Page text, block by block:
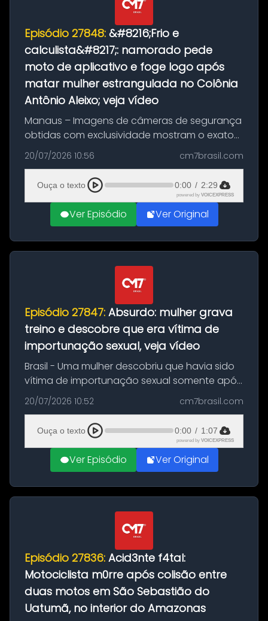
Episódio 27848: &#8216;Frio e
calculista&#8217;: namorado pede
moto de aplicativo e foge logo após
matar mulher estrangulada no Colônia
Antônio Aleixo; veja vídeo
Manaus – Imagens de câmeras de segurança
obtidas com exclusividade mostram o exato
momento da fuga do principal suspeito da
morte de Larissa Araújo, de 28 anos. O crime
ocorreu na noite deste último d...
20/07/2026 10:56 cm7brasil.com
Ouça o texto 0:00 / 2:29
powered by VOICEXPRESS
Ver Episódio Ver Original
Episódio 27847: Absurdo: mulher grava
treino e descobre que era vítima de
importunação sexual, veja vídeo
Brasil - Uma mulher descobriu que havia sido
vítima de importunação sexual somente após
assistir a um vídeo que gravou enquanto
treinava na academia de um condomínio em
Feira de Santana, na Bahia. O c...
20/07/2026 10:52 cm7brasil.com
Ouça o texto 0:00 / 1:07
powered by VOICEXPRESS
Ver Episódio Ver Original
Episódio 27836: Acid3nte f4tal:
Motociclista m0rre após colisão entre
duas motos em São Sebastião do
Uatumã, no interior do Amazonas